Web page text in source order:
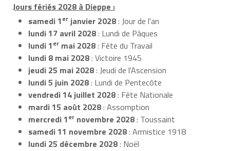
Jours fériés 2028 à Dieppe :
samedi 1er janvier 2028: Jour de l'an
lundi 17 avril 2028: Lundi de Pâques
lundi 1er mai 2028: Fête du Travail
lundi 8 mai 2028: Victoire 1945
jeudi 25 mai 2028: Jeudi de l'Ascension
lundi 5 juin 2028: Lundi de Pentecôte
vendredi 14 juillet 2028: Fête Nationale
mardi 15 août 2028: Assomption
mercredi 1er novembre 2028: Toussaint
samedi 11 novembre 2028: Armistice 1918
lundi 25 décembre 2028: Noël